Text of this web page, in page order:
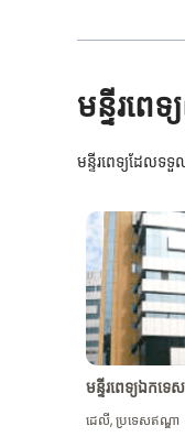
មន្ទីរពេ
មន្ទីរពេទ្យដែលទ
មន្ទីរពេទ្យឯកទ
ដេលី,ប្រទេសឥណ្ឌា